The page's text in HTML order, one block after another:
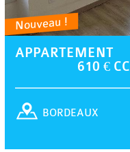
Nouveau !
APPARTEMENT
610 € CC
BORDEAUX